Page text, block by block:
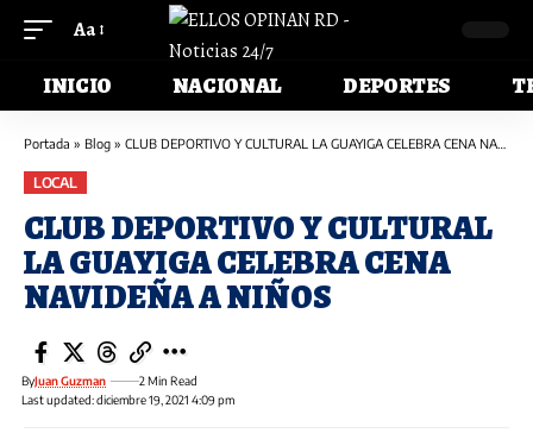
Aa
INICIO NACIONAL DEPORTES
Portada » Blog » CLUB DEPORTIVO Y CULTURAL LA GUAYIGA CELEBRA CENA NAVIDEÑA A NIÑOS
LOCAL
CLUB DEPORTIVO Y CULTURAL
LA GUAYIGA CELEBRA CENA
NAVIDEÑA A NIÑOS
Last updated: diciembre 19, 2021 4:09 pm
ByJuan Guzman 2 Min Read